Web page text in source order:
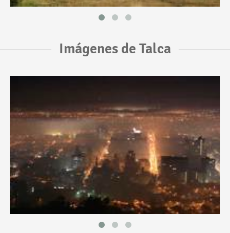
Imágenes de Talca